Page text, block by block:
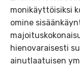
monikäyttöisiksi
omine
hienovaraisesti
ainutlaatuisen